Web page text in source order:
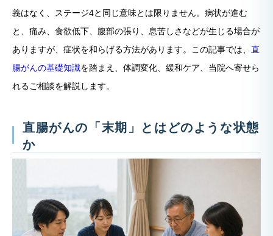
義はなく、ステージ4と同じ意味とは限りません。病状が進む
と、痛み、食欲低下、腹部の張り、息苦しさなどが生じる場合が
ありますが、症状を和らげる方法があります。この記事では、 直
腸がんの基礎知識を踏まえ、体調変化、緩和ケア、当院へ寄せら
れるご相談を解説します。
直腸がんの「末期」とはどのような状態
か